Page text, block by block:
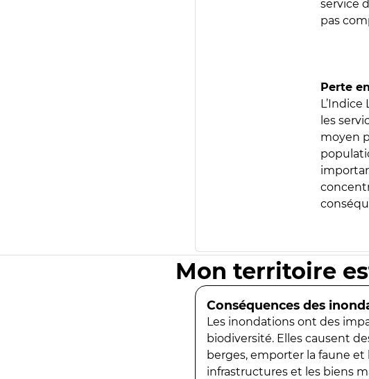
service
pas
Perte
les
moyen
Mon territoire
Conséquences des
Les inondations ont des
biodiversité. Elles causent
berges, emporter la faune
infrastructures et les biens